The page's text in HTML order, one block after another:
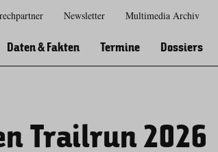
Zur
Zur
Zum
Zum
Daten & Fakten Termine Dossiers
Newsletter Multimedia Archiv
Trailrun 2026